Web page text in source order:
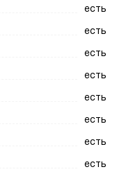
есть
есть
есть
есть
есть
есть
есть
есть